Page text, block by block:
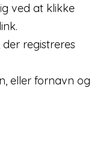
ved at klikke
registreres
eller fornavn og